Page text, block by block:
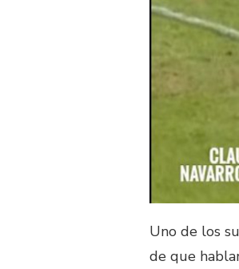
Uno de los
de que